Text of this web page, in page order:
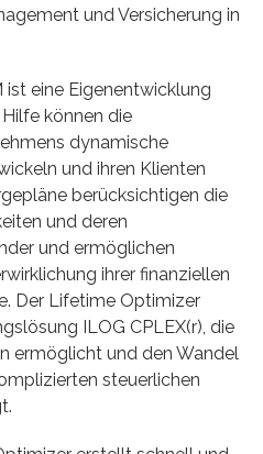
und Versicherung in
eine Eigenentwicklung
können die
dynamische
und ihren Klienten
berücksichtigen die
und deren
und ermöglichen
ihrer finanziellen
Der Lifetime Optimizer
ILOG CPLEX(r), die
ermöglicht und den Wandel
steuerlichen